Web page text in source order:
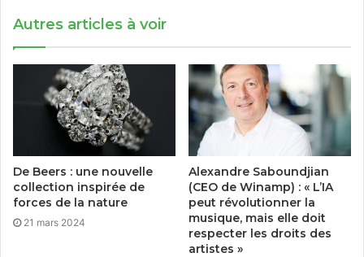
Autres articles à voir
De Beers : une nouvelle
collection inspirée de
forces de la nature
21 mars 2024
Alexandre Saboundjian
(CEO de Winamp) : « L’IA
peut révolutionner la
musique, mais elle doit
respecter les droits des
artistes »